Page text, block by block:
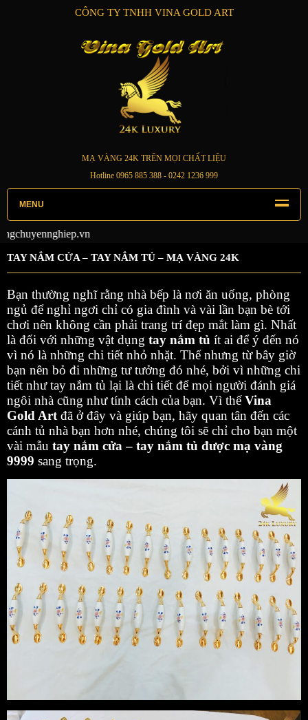
CÔNG TY TNHH VINA GOLD ART
MẠ VÀNG 24K TRÊN MỌI CHẤT LIỆU
Hotline 0965 885 388 - 0242 1236 999
MENU
TAY NẮM CỬA – TAY NẮM TỦ – MẠ VÀNG 24K
Bạn thường nghĩ rằng nhà bếp là nơi ăn uống, phòng
ngủ để nghỉ ngơi chỉ có gia đình và vài lần bạn bè tới
chơi nên không cần phải trang trí đẹp mắt làm gì. Nhất
là đối với những vật dụng tay nắm tủ ít ai để ý đến nó
vì nó là những chi tiết nhỏ nhặt. Thế nhưng từ bây giờ
bạn nên bỏ đi những tư tưởng đó nhé, bởi vì những chi
tiết như tay nắm tủ lại là chi tiết để mọi người đánh giá
ngôi nhà cũng như tính cách của bạn. Vì thếVina
Gold Art đã ở đây và giúp bạn, hãy quan tân đến các
cánh tủ nhà bạn hơn nhé, chúng tôi sẽ chỉ cho bạn một
vài mẫu tay nắm cửa – tay nắm tủ được mạ vàng
9999 sang trọng.